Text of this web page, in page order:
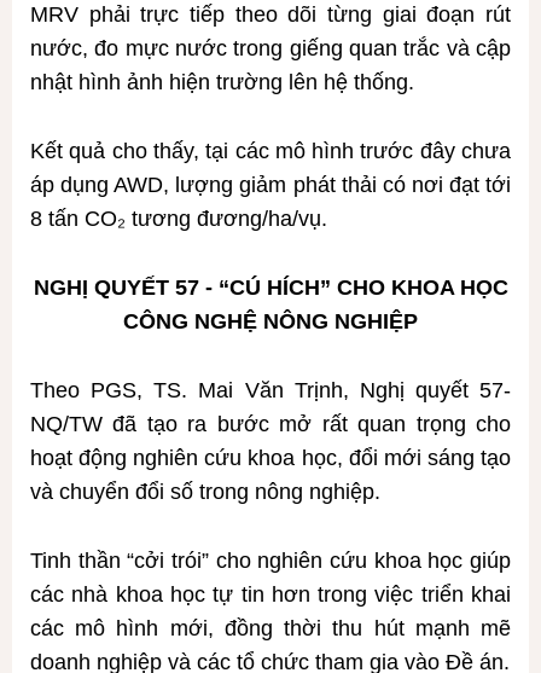
MRV phải trực tiếp theo dõi từng giai đoạn rút
nước, đo mực nước trong giếng quan trắc và cập
nhật hình ảnh hiện trường lên hệ thống.
Kết quả cho thấy, tại các mô hình trước đây chưa
áp dụng AWD, lượng giảm phát thải có nơi đạt tới
8 tấn CO₂ tương đương/ha/vụ.
NGHỊ QUYẾT 57 - “CÚ HÍCH” CHO KHOA HỌC
CÔNG NGHỆ NÔNG NGHIỆP
Theo PGS, TS. Mai Văn Trịnh, Nghị quyết 57-
NQ/TW đã tạo ra bước mở rất quan trọng cho
hoạt động nghiên cứu khoa học, đổi mới sáng tạo
và chuyển đổi số trong nông nghiệp.
Tinh thần “cởi trói” cho nghiên cứu khoa học giúp
các nhà khoa học tự tin hơn trong việc triển khai
các mô hình mới, đồng thời thu hút mạnh mẽ
doanh nghiệp và các tổ chức tham gia vào Đề án.